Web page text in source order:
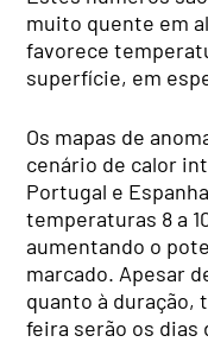
muito quente em
favorece
superfície, em
Os mapas de
cenário de calor
Portugal e
temperaturas 8 a
aumentando o
marcado. Apesar
quanto à duração,
feira serão os dias